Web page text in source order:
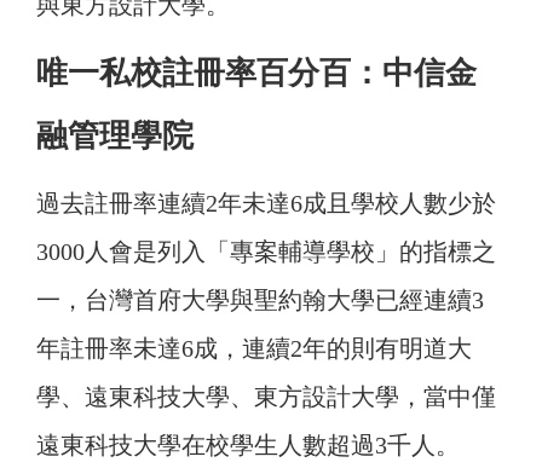
唯一私校註冊率百分百：中信金
融管理學院
過去註冊率連續2年未達6成且學校人數少於
3000人會是列入「專案輔導學校」的指標之
一，台灣首府大學與聖約翰大學已經連續3
年註冊率未達6成，連續2年的則有明道大
學、遠東科技大學、東方設計大學，當中僅
遠東科技大學在校學生人數超過3千人。